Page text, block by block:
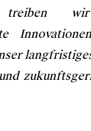
treiben